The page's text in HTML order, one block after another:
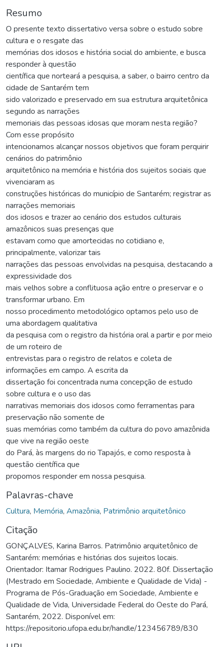
Resumo
O presente texto dissertativo versa sobre o estudo sobre
cultura e o resgate das
memórias dos idosos e história social do ambiente, e busca
responder à questão
científica que norteará a pesquisa, a saber, o bairro centro da
cidade de Santarém tem
sido valorizado e preservado em sua estrutura arquitetônica
segundo as narrações
memoriais das pessoas idosas que moram nesta região?
Com esse propósito
intencionamos alcançar nossos objetivos que foram perquirir
cenários do patrimônio
arquitetônico na memória e história dos sujeitos sociais que
vivenciaram as
construções históricas do município de Santarém; registrar as
narrações memoriais
dos idosos e trazer ao cenário dos estudos culturais
amazônicos suas presenças que
estavam como que amortecidas no cotidiano e,
principalmente, valorizar tais
narrações das pessoas envolvidas na pesquisa, destacando a
expressividade dos
mais velhos sobre a conflituosa ação entre o preservar e o
transformar urbano. Em
nosso procedimento metodológico optamos pelo uso de
uma abordagem qualitativa
da pesquisa com o registro da história oral a partir e por meio
de um roteiro de
entrevistas para o registro de relatos e coleta de
informações em campo. A escrita da
dissertação foi concentrada numa concepção de estudo
sobre cultura e o uso das
narrativas memoriais dos idosos como ferramentas para
preservação não somente de
suas memórias como também da cultura do povo amazônida
que vive na região oeste
do Pará, às margens do rio Tapajós, e como resposta à
questão científica que
propomos responder em nossa pesquisa.
Palavras-chave
Cultura, Memória, Amazônia, Patrimônio arquitetônico
Citação
GONÇALVES, Karina Barros. Patrimônio arquitetônico de
Santarém: memórias e histórias dos sujeitos locais.
Orientador: Itamar Rodrigues Paulino. 2022. 80f. Dissertação
(Mestrado em Sociedade, Ambiente e Qualidade de Vida) -
Programa de Pós-Graduação em Sociedade, Ambiente e
Qualidade de Vida, Universidade Federal do Oeste do Pará,
Santarém, 2022. Disponível em:
https://repositorio.ufopa.edu.br/handle/123456789/830